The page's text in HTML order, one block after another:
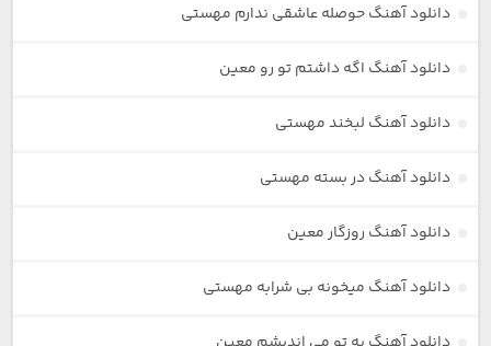
دانلود آهنگ حوصله عاشقی ندارم مهستی
دانلود آهنگ اگه داشتم تو رو معین
دانلود آهنگ لبخند مهستی
دانلود آهنگ در بسته مهستی
دانلود آهنگ روزگار معین
دانلود آهنگ میخونه بی شرابه مهستی